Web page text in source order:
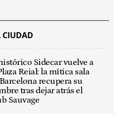
CIUDAD
Sidecar vuelve a
Reial: la mítica sala
recupera su
tras dejar atrás el
Sauvage